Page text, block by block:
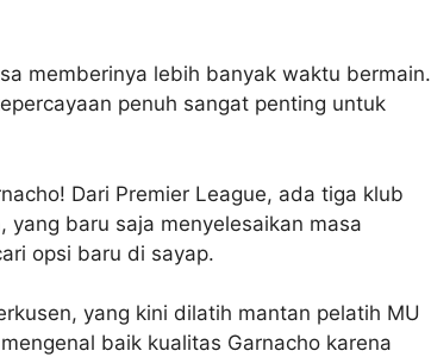
memberinya lebih banyak waktu bermain.
penuh sangat penting untuk
Dari Premier League, ada tiga klub
baru saja menyelesaikan masa
opsi baru di sayap.
yang kini dilatih mantan pelatih MU
baik kualitas Garnacho karena